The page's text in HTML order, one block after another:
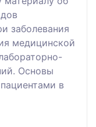
заболевания
медицинской
Основы
в